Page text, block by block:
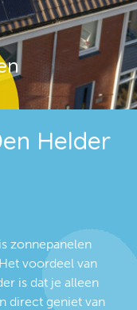
Helder
zonnepanelen
voordeel van
is dat je alleen
direct geniet van